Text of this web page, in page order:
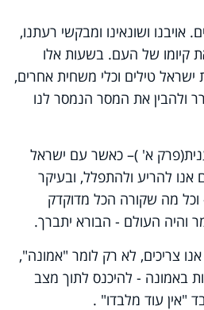
ושונאינו ומבקשי רעתנו,
קיומו של העם. בשעות אלו
טילים וכלי משחית אחרים,
ולהבין את המסר הנמסר לנו
א' )– כאשר עם ישראל
להריע ולהתפלל, ובעיקר
מה שקורה הכל מדוקדק
והיה העולם - הבורא יתברך.
צריכים, לא רק לומר "אמונה",
באמונה - להיכנס לתוך מצב
"אין עוד מלבדו" .